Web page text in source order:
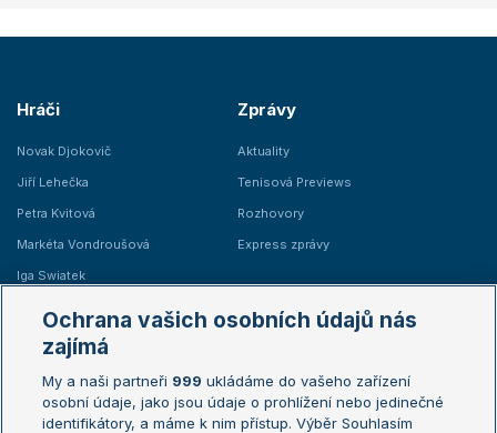
Hráči
Novak Djokovič
Jiří Lehečka
Petra Kvitová
Markéta Vondroušová
Iga Swiatek
Zprávy
Aktuality
Tenisová Previews
Rozhovory
Express zprávy
Žebříčky
Žebříček ATP (muži)
Žebříček WTA (ženy)
Australian Open
French Open
Ochrana vašich osobních údajů nás
zajímá
My a naši partneři 999 ukládáme do vašeho zařízení
osobní údaje, jako jsou údaje o prohlížení nebo jedinečné
identifikátory, a máme k nim přístup. Výběr Souhlasím